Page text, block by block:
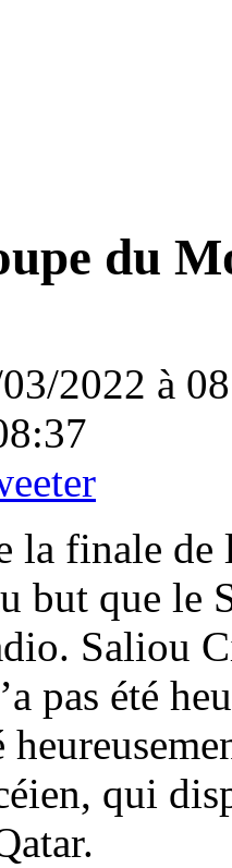
du
2022 à
la finale
but que le
Saliou
pas été
qui